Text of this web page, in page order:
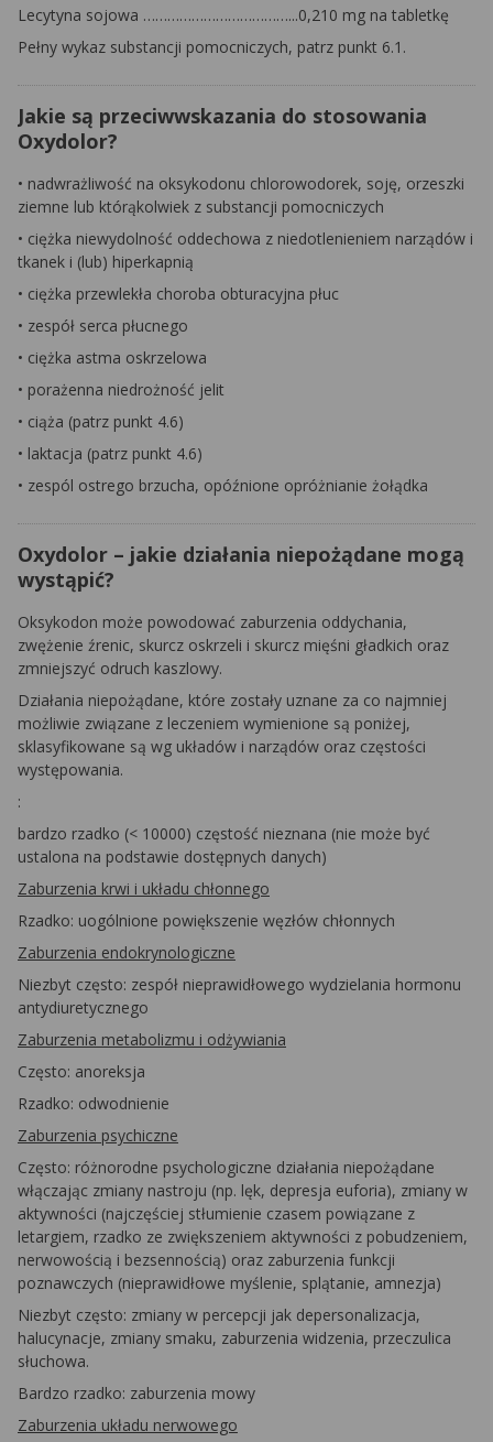
Lecytyna sojowa ………………………………...0,210 mg na tabletkę
Pełny wykaz substancji pomocniczych, patrz punkt 6.1.
Jakie są przeciwwskazania do stosowania
Oxydolor?
• nadwrażliwość na oksykodonu chlorowodorek, soję, orzeszki
ziemne lub którąkolwiek z substancji pomocniczych
• ciężka niewydolność oddechowa z niedotlenieniem narządów i
tkanek i (lub) hiperkapnią
• ciężka przewlekła choroba obturacyjna płuc
• zespół serca płucnego
• ciężka astma oskrzelowa
• porażenna niedrożność jelit
• ciąża (patrz punkt 4.6)
• laktacja (patrz punkt 4.6)
• zespól ostrego brzucha, opóźnione opróżnianie żołądka
Oxydolor – jakie działania niepożądane mogą
wystąpić?
Oksykodon może powodować zaburzenia oddychania,
zwężenie źrenic, skurcz oskrzeli i skurcz mięśni gładkich oraz
zmniejszyć odruch kaszlowy.
Działania niepożądane, które zostały uznane za co najmniej
możliwie związane z leczeniem wymienione są poniżej,
sklasyfikowane są wg układów i narządów oraz częstości
występowania.
:
bardzo rzadko (< 10000) częstość nieznana (nie może być
ustalona na podstawie dostępnych danych)
Zaburzenia krwi i układu chłonnego
Rzadko: uogólnione powiększenie węzłów chłonnych
Zaburzenia endokrynologiczne
Niezbyt często: zespół nieprawidłowego wydzielania hormonu
antydiuretycznego
Zaburzenia metabolizmu i odżywiania
Często: anoreksja
Rzadko: odwodnienie
Zaburzenia psychiczne
Często: różnorodne psychologiczne działania niepożądane
włączając zmiany nastroju (np. lęk, depresja euforia), zmiany w
aktywności (najczęściej stłumienie czasem powiązane z
letargiem, rzadko ze zwiększeniem aktywności z pobudzeniem,
nerwowością i bezsennością) oraz zaburzenia funkcji
poznawczych (nieprawidłowe myślenie, splątanie, amnezja)
Niezbyt często: zmiany w percepcji jak depersonalizacja,
halucynacje, zmiany smaku, zaburzenia widzenia, przeczulica
słuchowa.
Bardzo rzadko: zaburzenia mowy
Zaburzenia układu nerwowego